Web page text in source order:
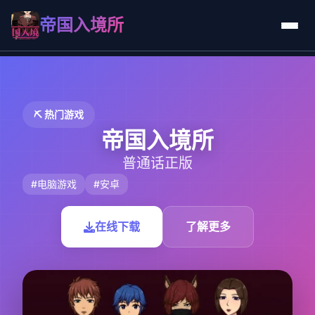
帝国入境所
⛏️ 热门游戏
帝国入境所
普通话正版
#电脑游戏 #安卓
在线下载 了解更多